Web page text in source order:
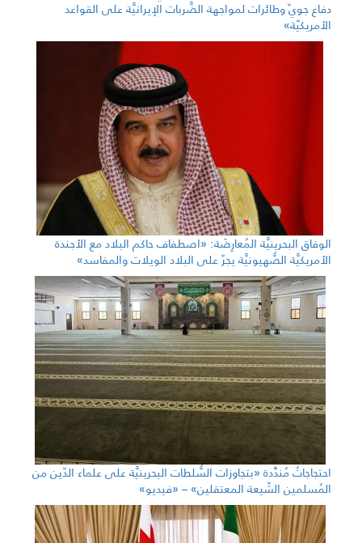
دفاع جويّ وطائرات لمواجهة الضَّربات الإيرانيَّة على القواعد
الأمريكيّة»
الوفاق البحرينيَّة المُعارِضَة: «اصطفاف حاكم البلاد مع الأجندة
الأمريكيَّة الصُّهيونيَّة يجرّ على البلاد الويلات والمفاسد»
احتجاجاتٌ مُندِّدة «بتجاوزات السُّلطات البحرينيَّة على علماء الدّين من
المُسلمين الشّيعة المعتقلين» – «فيديو»